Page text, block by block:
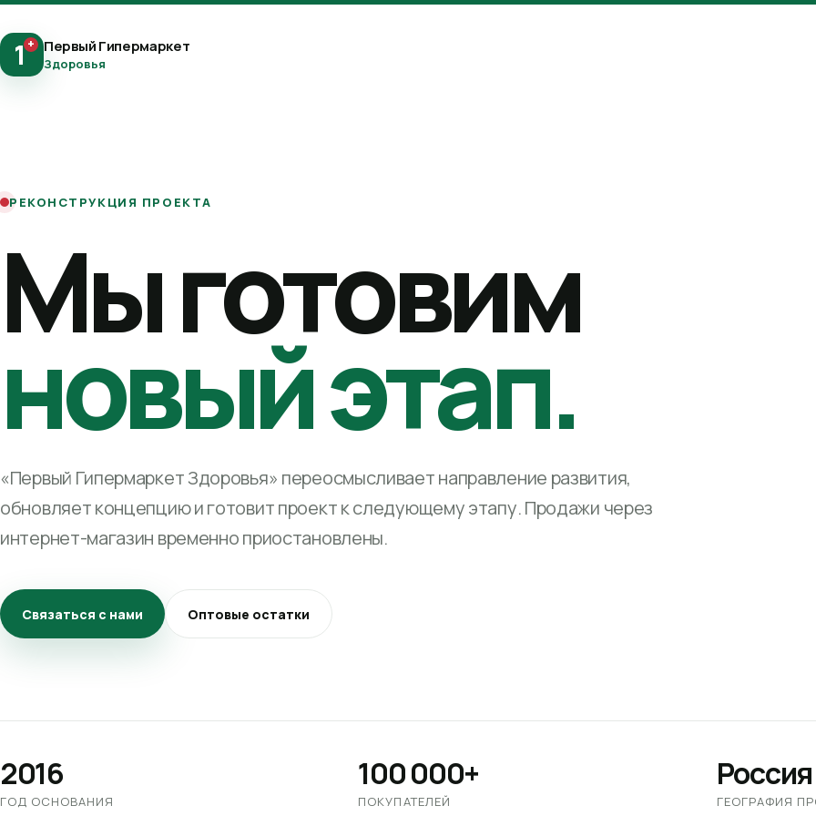
1+ Первый Гипермаркет
Здоровья
РЕКОНСТРУКЦИЯ ПРОЕКТА
Мы готовим
новый этап.
«Первый Гипермаркет Здоровья» переосмысливает направление развития,
обновляет концепцию и готовит проект к следующему этапу. Продажи через
интернет-магазин временно приостановлены.
Связаться с нами Оптовые остатки
2016
ГОД ОСНОВАНИЯ
100 000+
ПОКУПАТЕЛЕЙ
Россия
ГЕОГРАФИЯ